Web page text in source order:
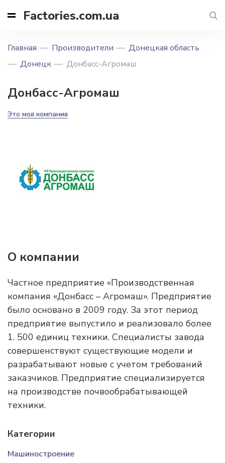
Factories.com.ua
Главная Производители
Донецкая область
Донецк
Донбасс-Агромаш
Донбасс-Агромаш
Это моя компания
О компании
Частное предприятие «Производственная
компания «Донбасс – Агромаш». Предприятие
было основано в 2009 году. За этот период
предприятие выпустило и реализовало более
1. 500 единиц техники. Специалисты завода
совершенствуют существующие модели и
разрабатывают новые с учетом требований
заказчиков. Предприятие специализируется
на производстве почвообрабатывающей
техники.
Категории
Машиностроение